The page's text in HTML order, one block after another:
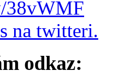
na twitteri.
odkaz: